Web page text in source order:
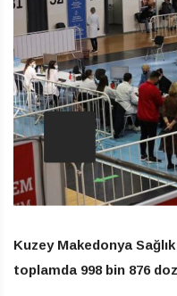
Kuzey Makedonya
toplamda 998 bin 876